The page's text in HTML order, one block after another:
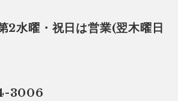
2水曜・祝日は営業(翌木曜日
3006